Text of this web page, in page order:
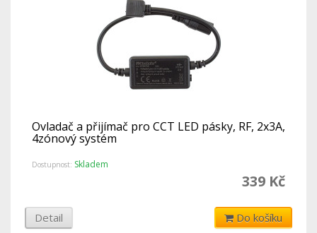
Ovladač a přijímač pro CCT LED pásky, RF, 2x3A,
4zónový systém
Dostupnost: Skladem
339 Kč
Detail Do košíku